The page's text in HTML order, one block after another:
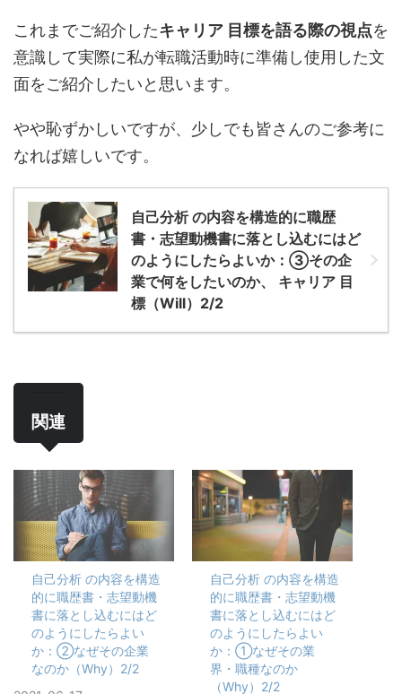
これまでご紹介したキャリア 目標を語る際の視点を
意識して実際に私が転職活動時に準備し使用した文
面をご紹介したいと思います。
やや恥ずかしいですが、少しでも皆さんのご参考に
なれば嬉しいです。
自己分析 の内容を構造的に職歴
書・志望動機書に落とし込むにはど
のようにしたらよいか：③その企
業で何をしたいのか、 キャリア 目
標（Will）2/2
関連
自己分析 の内容を構造
的に職歴書・志望動機
書に落とし込むにはど
のようにしたらよい
か：②なぜその企業
なのか（Why）2/2
自己分析 の内容を構造
的に職歴書・志望動機
書に落とし込むにはど
のようにしたらよい
か：①なぜその業
界・職種なのか
（Why）2/2